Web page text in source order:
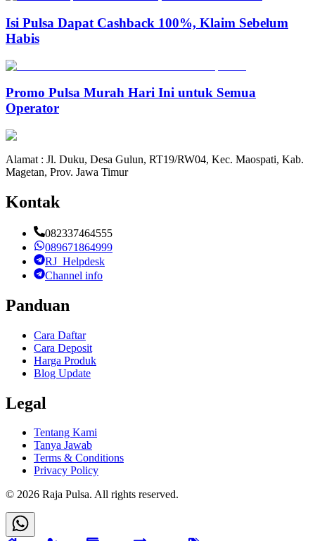
Isi Pulsa Dapat Cashback 100%, Klaim Sebelum
Habis
Promo Pulsa Murah Hari Ini untuk Semua
Operator
Alamat : Jl. Duku, Desa Gulun, RT19/RW04, Kec. Maospati, Kab.
Magetan, Prov. Jawa Timur
Kontak
082337464555
089671864999
RJ_Helpdesk
Channel info
Panduan
Cara Daftar
Cara Deposit
Harga Produk
Blog Update
Legal
Tentang Kami
Tanya Jawab
Terms & Conditions
Privacy Policy
© 2026 Raja Pulsa. All rights reserved.